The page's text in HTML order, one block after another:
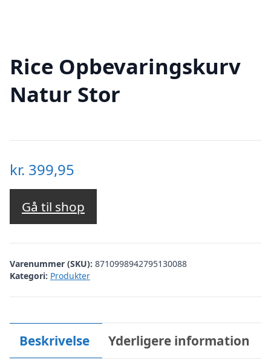
Rice Opbevaringskurv
Natur Stor
kr. 399,95
Gå til shop
Varenummer (SKU): 8710998942795130088
Kategori: Produkter
Beskrivelse Yderligere information